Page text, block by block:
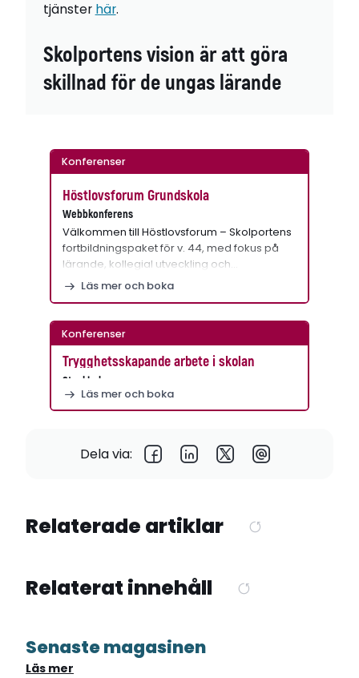
tjänster här.
Skolportens vision är att göra
skillnad för de ungas lärande
Konferenser
Höstlovsforum Grundskola
Webbkonferens
Välkommen till Höstlovsforum – Skolportens
fortbildningspaket för v. 44, med fokus på
lärande, kollegial utveckling och…
Läs mer och boka
Konferenser
Trygghetsskapande arbete i skolan
Stockholm
Läs mer och boka
Dela via:
Relaterade artiklar
Relaterat innehåll
Senaste magasinen
Läs mer